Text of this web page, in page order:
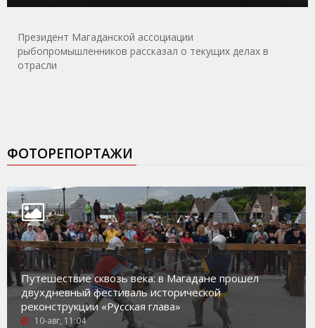
Президент Магаданской ассоциации
рыбопромышленников рассказал о текущих делах в
отрасли
ФОТОРЕПОРТАЖИ
Путешествие сквозь века: в Магадане прошел
двухдневный фестиваль исторической
реконструкции «Русская глава»
10-авг, 11:04